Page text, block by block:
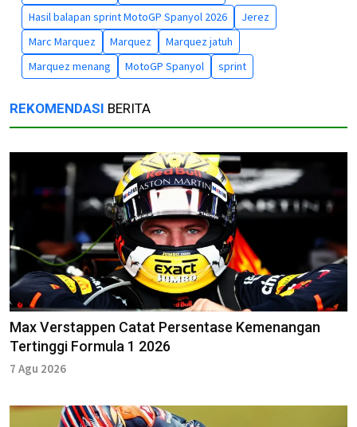
Hasil balapan sprint MotoGP Spanyol 2026
Jerez
Marc Marquez
Marquez
Marquez jatuh
Marquez menang
MotoGP Spanyol sprint
REKOMENDASI BERITA
Max Verstappen Catat Persentase Kemenangan
Tertinggi Formula 1 2026
7 Agu 2026